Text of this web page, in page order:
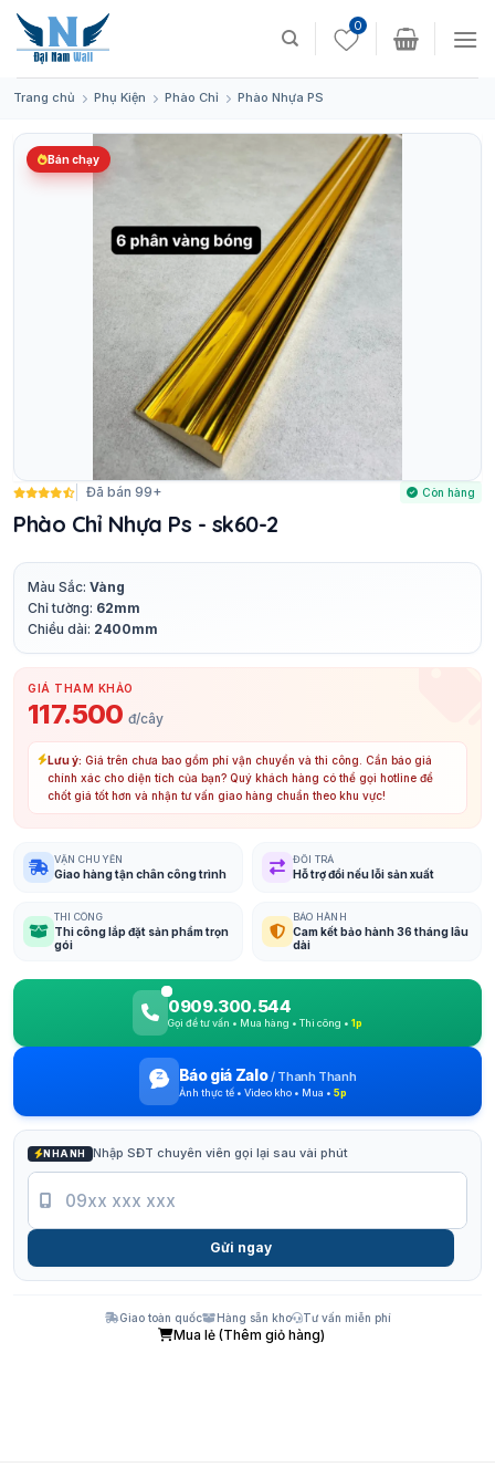
Skip
content
0
Trang chủ Phụ Kiện Phào Chỉ Phào Nhựa PS
Bán chạy
Đã bán 99+ Còn hàng
Phào Chỉ Nhựa Ps - sk60-2
Màu Sắc: Vàng
Chỉ tường: 62mm
Chiều dài: 2400mm
GIÁ THAM KHẢO
117.500 đ/cây
Lưu ý: Giá trên chưa bao gồm phí vận chuyển và thi công. Cần báo giá
chính xác cho diện tích của bạn? Quý khách hàng có thể gọi hotline để
chốt giá tốt hơn và nhận tư vấn giao hàng chuẩn theo khu vực!
VẬN CHUYỂN
Giao hàng tận chân công trình
ĐỔI TRẢ
Hỗ trợ đổi nếu lỗi sản xuất
THI CÔNG
Thi công lắp đặt sản phẩm trọn
gói
BẢO HÀNH
Cam kết bảo hành 36 tháng lâu
dài
0909.300.544
Gọi để tư vấn • Mua hàng • Thi công • 1p
Báo giá Zalo/ Thanh Thanh
Ảnh thực tế • Video kho • Mua • 5p
NHANH Nhập SĐT chuyên viên gọi lại sau vài phút
Gửi ngay
Giao toàn quốc Hàng sẵn kho Tư vấn miễn phí
Mua lẻ (Thêm giỏ hàng)